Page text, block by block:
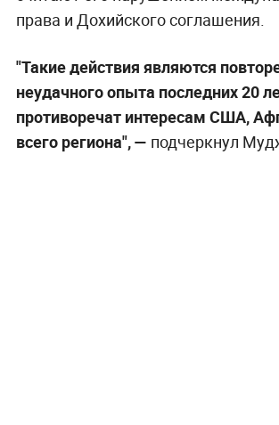
права и Дохийского соглашения.
"Такие действия являются
неудачного опыта последних 20
противоречат интересам США,
всего региона", — подчеркнул